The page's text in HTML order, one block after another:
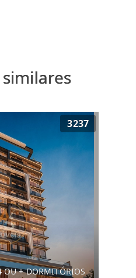
3237
OU + DORMITÓRIOS